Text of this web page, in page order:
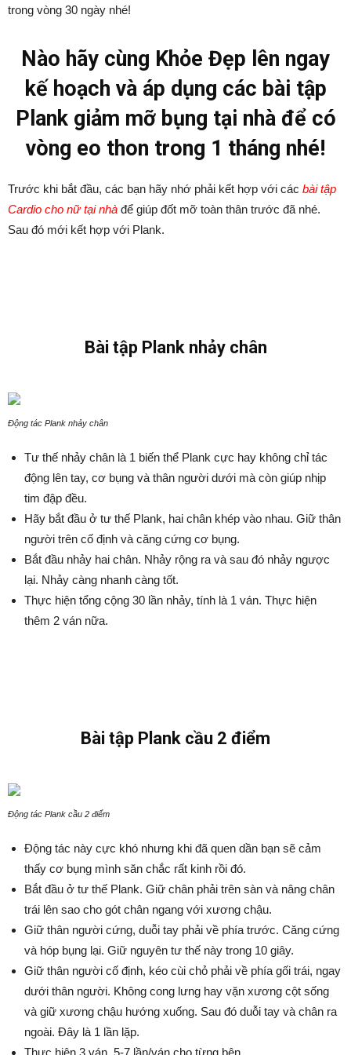
trong vòng 30 ngày nhé!
Nào hãy cùng Khỏe Đẹp lên ngay
kế hoạch và áp dụng các bài tập
Plank giảm mỡ bụng tại nhà để có
vòng eo thon trong 1 tháng nhé!
Trước khi bắt đầu, các bạn hãy nhớ phải kết hợp với các bài tập
Cardio cho nữ tại nhà để giúp đốt mỡ toàn thân trước đã nhé.
Sau đó mới kết hợp với Plank.
Bài tập Plank nhảy chân
Động tác Plank nhảy chân
Tư thế nhảy chân là 1 biến thể Plank cực hay không chỉ tác
động lên tay, cơ bụng và thân người dưới mà còn giúp nhịp
tim đập đều.
Hãy bắt đầu ở tư thế Plank, hai chân khép vào nhau. Giữ thân
người trên cố định và căng cứng cơ bụng.
Bắt đầu nhảy hai chân. Nhảy rộng ra và sau đó nhảy ngược
lại. Nhảy càng nhanh càng tốt.
Thực hiện tổng cộng 30 lần nhảy, tính là 1 ván. Thực hiện
thêm 2 ván nữa.
Bài tập Plank cầu 2 điểm
Động tác Plank cầu 2 điểm
Động tác này cực khó nhưng khi đã quen dần bạn sẽ cảm
thấy cơ bụng mình săn chắc rất kinh rồi đó.
Bắt đầu ở tư thế Plank. Giữ chân phải trên sàn và nâng chân
trái lên sao cho gót chân ngang với xương chậu.
Giữ thân người cứng, duỗi tay phải về phía trước. Căng cứng
và hóp bụng lại. Giữ nguyên tư thế này trong 10 giây.
Giữ thân người cố định, kéo cùi chỏ phải về phía gối trái, ngay
dưới thân người. Không cong lưng hay vặn xương cột sống
và giữ xương chậu hướng xuống. Sau đó duỗi tay và chân ra
ngoài. Đây là 1 lần lặp.
Thực hiện 3 ván, 5-7 lần/ván cho từng bên.